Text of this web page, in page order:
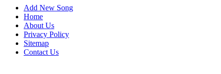
Add New Song
Home
About Us
Privacy Policy
Sitemap
Contact Us